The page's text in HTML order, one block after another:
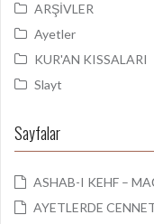
ARŞİVLER
Ayetler
KUR'AN KISSALARI
Slayt
Sayfalar
ASHAB-I KEHF –
AYETLERDE